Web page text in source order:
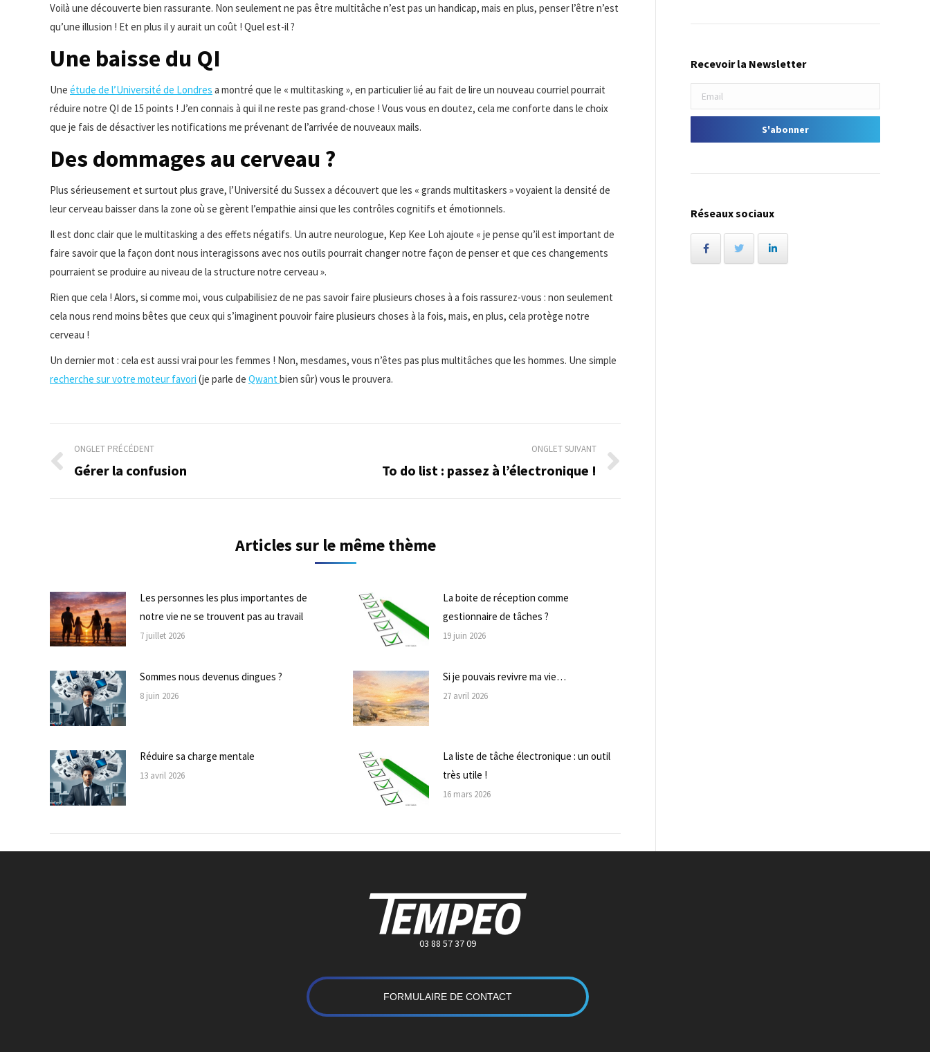
Voilà une découverte bien rassurante. Non seulement ne pas être multitâche n’est pas un handicap, mais en plus, penser l’être n’est
qu’une illusion ! Et en plus il y aurait un coût ! Quel est-il ?
Une baisse du QI
Une étude de l’Université de Londres a montré que le « multitasking », en particulier lié au fait de lire un nouveau courriel pourrait
réduire notre QI de 15 points ! J’en connais à qui il ne reste pas grand-chose ! Vous vous en doutez, cela me conforte dans le choix
que je fais de désactiver les notifications me prévenant de l’arrivée de nouveaux mails.
Des dommages au cerveau ?
Plus sérieusement et surtout plus grave, l’Université du Sussex a découvert que les « grands multitaskers » voyaient la densité de
leur cerveau baisser dans la zone où se gèrent l’empathie ainsi que les contrôles cognitifs et émotionnels.
Il est donc clair que le multitasking a des effets négatifs. Un autre neurologue, Kep Kee Loh ajoute « je pense qu’il est important de
faire savoir que la façon dont nous interagissons avec nos outils pourrait changer notre façon de penser et que ces changements
pourraient se produire au niveau de la structure notre cerveau ».
Rien que cela ! Alors, si comme moi, vous culpabilisiez de ne pas savoir faire plusieurs choses à a fois rassurez-vous : non seulement
cela nous rend moins bêtes que ceux qui s’imaginent pouvoir faire plusieurs choses à la fois, mais, en plus, cela protège notre
cerveau !
Un dernier mot : cela est aussi vrai pour les femmes ! Non, mesdames, vous n’êtes pas plus multitâches que les hommes. Une simple
recherche sur votre moteur favori (je parle de Qwant bien sûr) vous le prouvera.
Navigation
de
commentaire
ONGLET PRÉCÉDENT
Onglet
Gérer la confusion
ONGLET SUIVANT
OngletTo do list : passez à l’électronique !
Articles sur le même thème
Les personnes les plus importantes de
notre vie ne se trouvent pas au travail
7 juillet 2026
La boite de réception comme
gestionnaire de tâches ?
19 juin 2026
Sommes nous devenus dingues ?
8 juin 2026
Si je pouvais revivre ma vie…
27 avril 2026
Réduire sa charge mentale
13 avril 2026
La liste de tâche électronique : un outil
très utile !
16 mars 2026
Recevoir la Newsletter
Réseaux sociaux
03 88 57 37 09
FORMULAIRE DE CONTACT